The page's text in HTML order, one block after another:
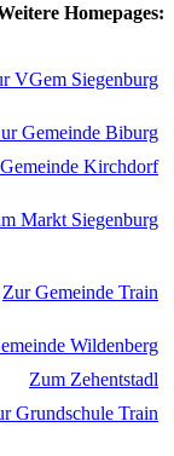
Homepages:
VGem Siegenburg
Gemeinde Biburg
Kirchdorf
Markt Siegenburg
Zur Gemeinde Train
Wildenberg
Zum Zehentstadl
Grundschule Train